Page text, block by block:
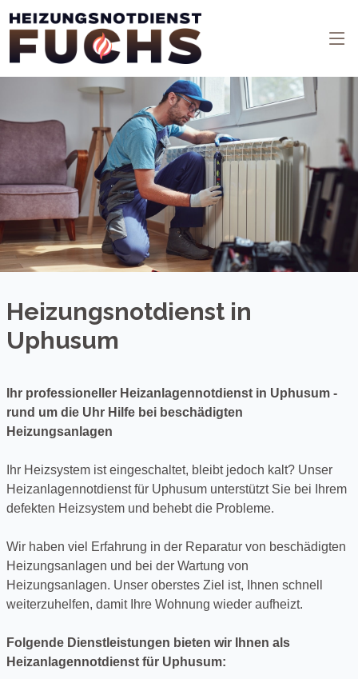
Heizungsnotdienst in
Uphusum
Ihr professioneller Heizanlagennotdienst in Uphusum -
rund um die Uhr Hilfe bei beschädigten
Heizungsanlagen
Ihr Heizsystem ist eingeschaltet, bleibt jedoch kalt? Unser
Heizanlagennotdienst für Uphusum unterstützt Sie bei Ihrem
defekten Heizsystem und behebt die Probleme.
Wir haben viel Erfahrung in der Reparatur von beschädigten
Heizungsanlagen und bei der Wartung von
Heizungsanlagen. Unser oberstes Ziel ist, Ihnen schnell
weiterzuhelfen, damit Ihre Wohnung wieder aufheizt.
Folgende Dienstleistungen bieten wir Ihnen als
Heizanlagennotdienst für Uphusum: